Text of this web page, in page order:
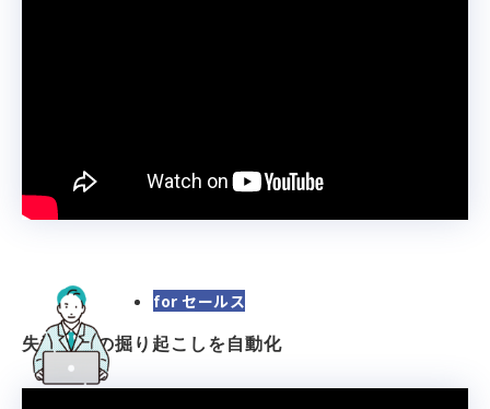
for セールス
失注顧客の掘り起こしを自動化